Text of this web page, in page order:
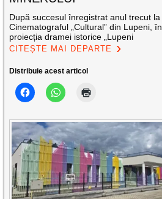
După succesul înregistrat anul trecut la
Cinematograful „Cultural” din Lupeni, în
proiecția dramei istorice „Lupeni
CITEȘTE MAI DEPARTE
Distribuie acest articol